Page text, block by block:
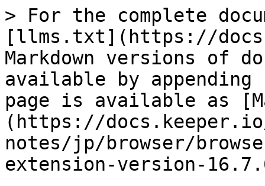
> For the complete
[llms.txt](https://
Markdown versions of
available by
page is available as
(https://
notes/jp/browser/
extension-version-